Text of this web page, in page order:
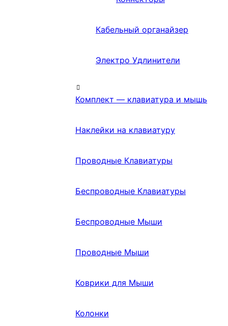
Кабельный органайзер
Электро Удлинители
Комплект — клавиатура и мышь
Наклейки на клавиатуру
Проводные Клавиатуры
Беспроводные Клавиатуры
Беспроводные Мыши
Проводные Мыши
Коврики для Мыши
Колонки